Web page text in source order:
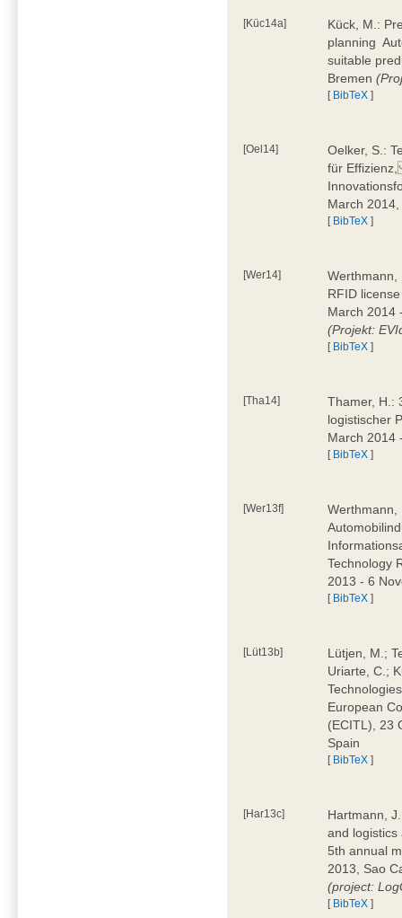
[Küc14a]
Kück, M.:
planning 
suitable
Bremen
[ BibTeX ]
[Oel14]
Oelker, S.:
für
March
[ BibTeX ]
[Wer14]
Werthmann,
RFID
March 2014
(Projekt:
[ BibTeX ]
[Tha14]
Thamer, H.:
logistischer
March 2014
[ BibTeX ]
[Wer13f]
Werthmann,
Technology
2013 - 6
[ BibTeX ]
[Lüt13b]
Lütjen, M.;
Uriarte, C.;
European
(ECITL), 23
Spain
[ BibTeX ]
[Har13c]
Hartmann,
and logistics
5th annual
2013, Sao
(project:
[ BibTeX ]